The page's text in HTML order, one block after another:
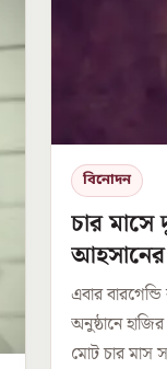
বিনোদন
চার মাসে
আহসানের
এবার
অনুষ্ঠানে
মোট চার মাস